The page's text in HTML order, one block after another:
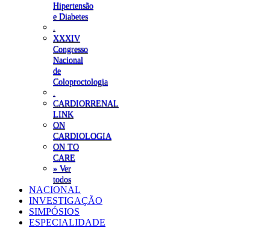
Hipertensão
e Diabetes
XXXIV
Congresso
Nacional
de
Coloproctologia
CARDIORRENAL
LINK
ON
CARDIOLOGIA
ON TO
CARE
» Ver
todos
NACIONAL
INVESTIGAÇÃO
SIMPÓSIOS
ESPECIALIDADE